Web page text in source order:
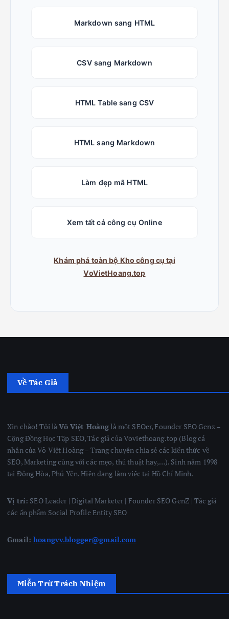
Markdown sang HTML
CSV sang Markdown
HTML Table sang CSV
HTML sang Markdown
Làm đẹp mã HTML
Xem tất cả công cụ Online
Khám phá toàn bộ Kho công cụ tại
VoVietHoang.top
Về Tác Giả
Xin chào! Tôi làVõ Việt Hoànglà một SEOer, Founder SEO Genz –
Cộng Đồng Học Tập SEO, Tác giả của Voviethoang.top (Blog cá
nhân của Võ Việt Hoàng – Trang chuyên chia sẻ các kiến thức về
SEO, Marketing cùng với các mẹo, thủ thuật hay,…). Sinh năm 1998
tại Đông Hòa, Phú Yên. Hiện đang làm việc tại Hồ Chí Minh.
Vị trí: SEO Leader | Digital Marketer | Founder SEO GenZ | Tác giả
các ấn phẩm Social Profile Entity SEO
Gmail:hoangvv.blogger@gmail.com
Miễn Trừ Trách Nhiệm